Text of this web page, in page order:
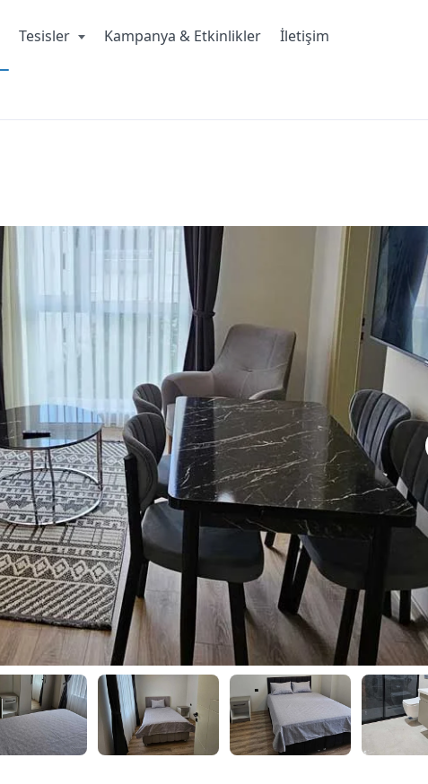
Tesisler Kampanya & Etkinlikler İletişim